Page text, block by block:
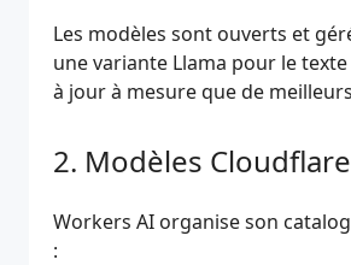
Les modèles sont ouverts et
une variante Llama pour le
à jour à mesure que de
Modèles
Workers AI organise son
: